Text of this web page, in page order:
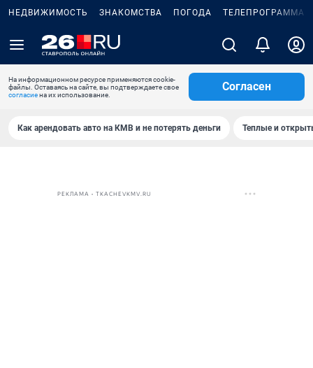
НЕДВИЖИМОСТЬ ЗНАКОМСТВА ПОГОДА ТЕЛЕПРОГРАММА
На информационном ресурсе применяются cookie-
файлы. Оставаясь на сайте, вы подтверждаете свое
согласиена их использование.
Согласен
Как арендовать авто на КМВ и не потерять деньги Теплые и
РЕКЛАМА • TKACHEVKMV.RU